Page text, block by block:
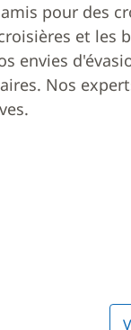
pour des
et les
envies
Nos